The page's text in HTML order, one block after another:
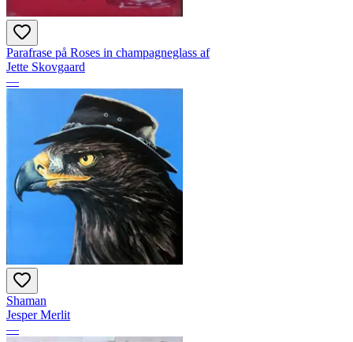
Parafrase på Roses in champagneglass af
Jette Skovgaard
—
Shaman
Jesper Merlit
—